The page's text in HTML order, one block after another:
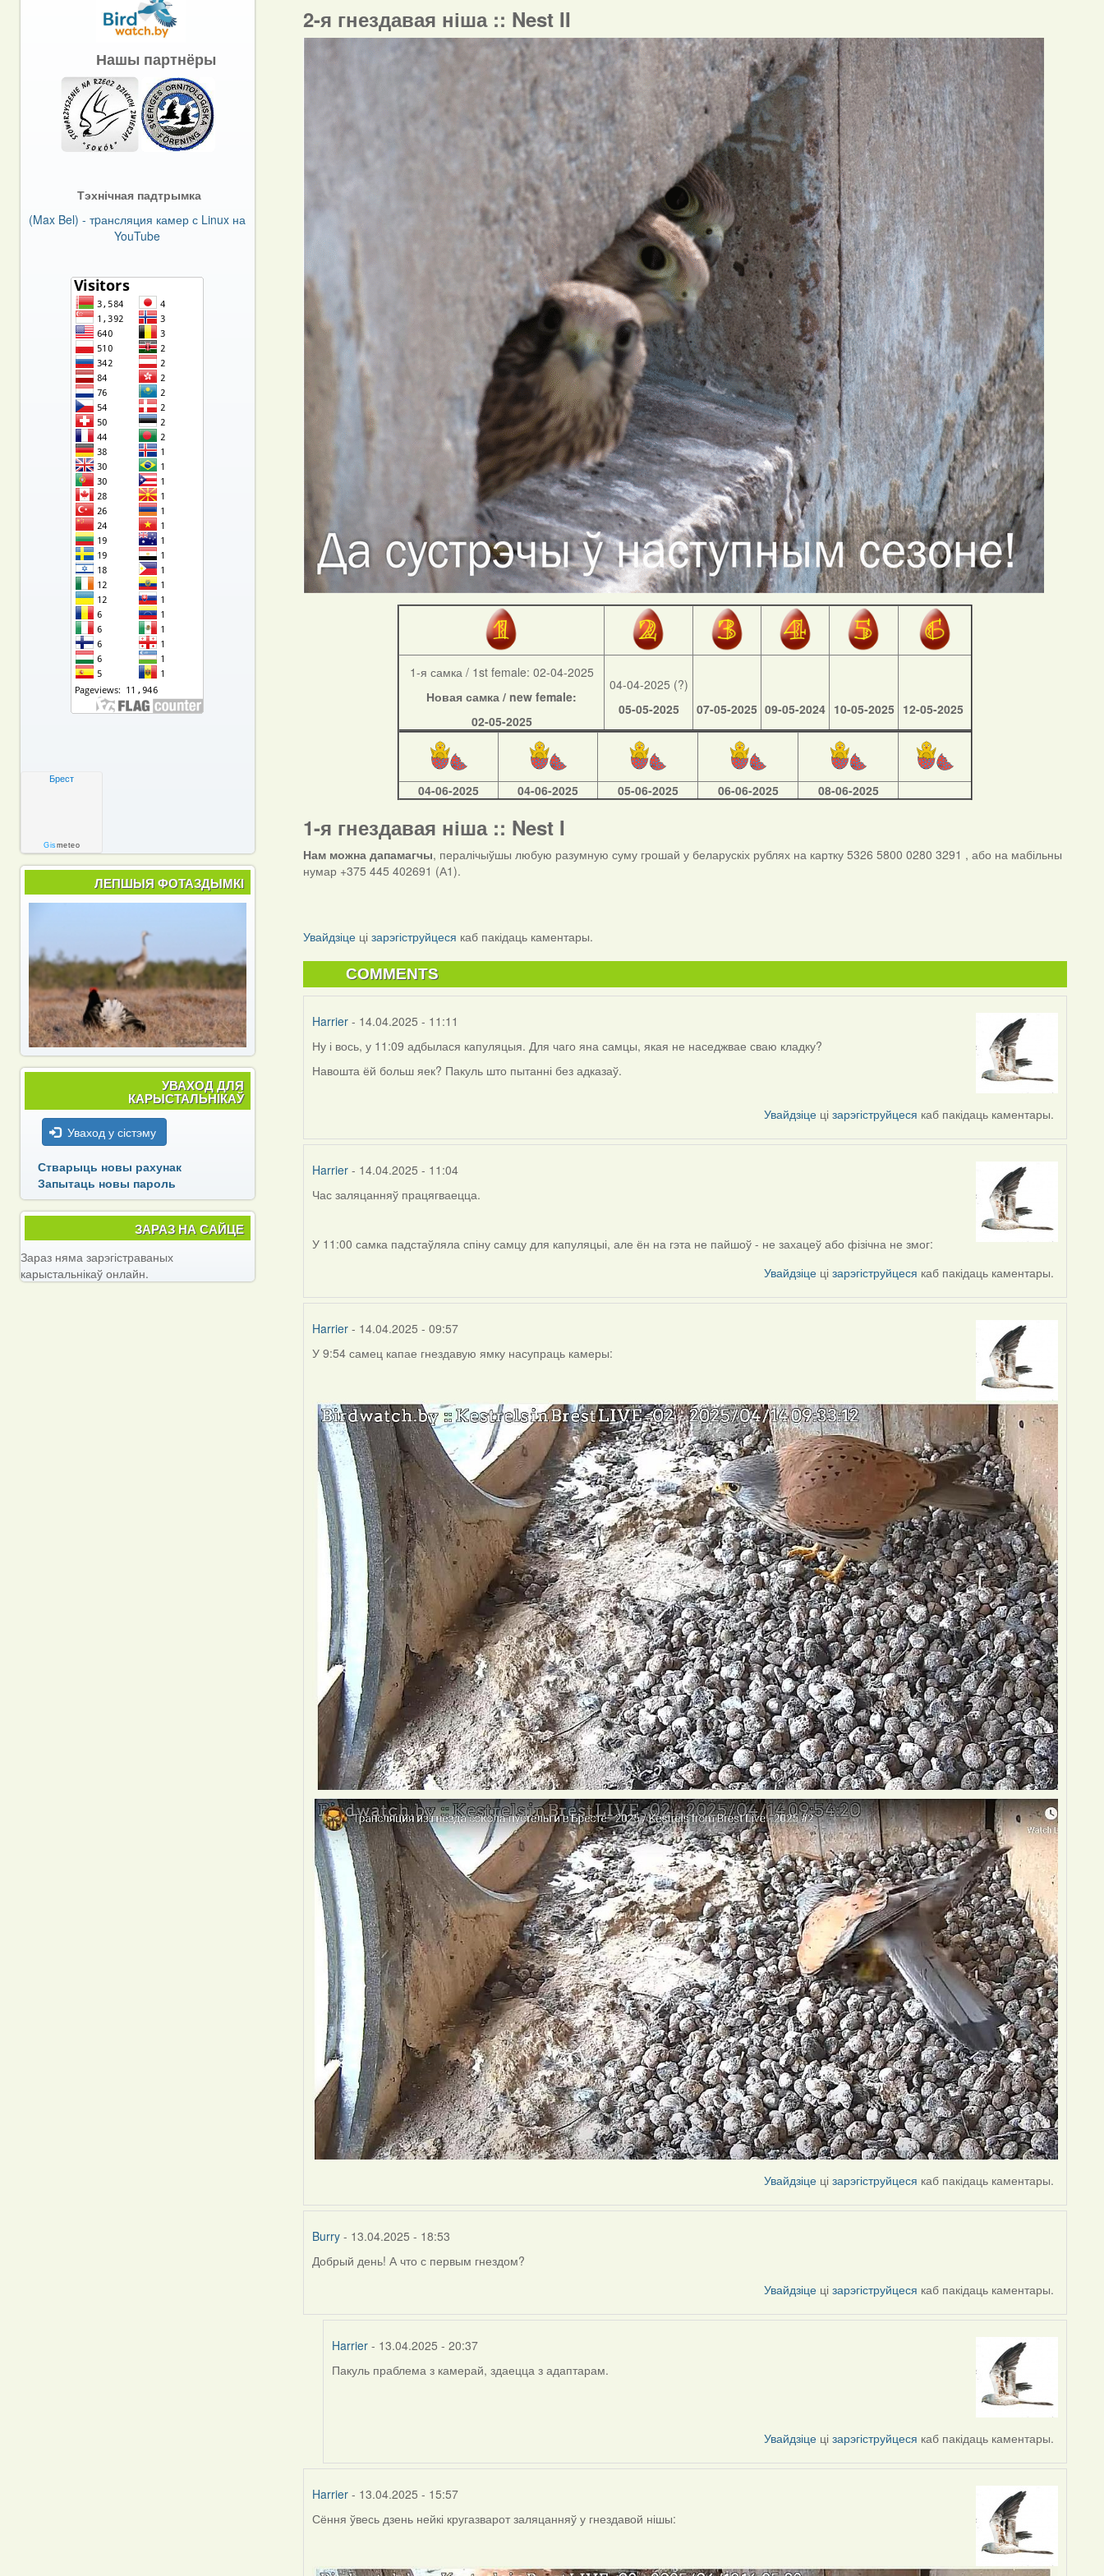
2-я гнездавая ніша :: Nest II
1-я самка / 1st female: 02-04-2025
Новая самка / new female:
02-05-2025
04-04-2025 (?)
05-05-2025
07-05-2025 09-05-2024 10-05-2025 12-05-2025
04-06-2025 04-06-2025 05-06-2025 06-06-2025 08-06-2025
1-я гнездавая ніша :: Nest I
Нам можна дапамагчы, пералічыўшы любую разумную суму грошай у беларускіх рублях на картку 5326 5800 0280 3291 , або на мабільны
нумар +375 445 402691 (А1).
Увайдзіце цізарэгіструйцеся каб пакідаць каментары.
COMMENTS
Harrier - 14.04.2025 - 11:11
Ну і вось, у 11:09 адбылася капуляцыя. Для чаго яна самцы, якая не наседжвае сваю кладку?
Навошта ёй больш яек? Пакуль што пытанні без адказаў.
Увайдзіце цізарэгіструйцеся каб пакідаць каментары.
Harrier - 14.04.2025 - 11:04
Час заляцанняў працягваецца.
У 11:00 самка падстаўляла спіну самцу для капуляцыі, але ён на гэта не пайшоў - не захацеў або фізічна не змог:
Увайдзіце цізарэгіструйцеся каб пакідаць каментары.
Harrier - 14.04.2025 - 09:57
У 9:54 самец капае гнездавую ямку насупраць камеры:
Увайдзіце цізарэгіструйцеся каб пакідаць каментары.
Burry - 13.04.2025 - 18:53
Добрый день! А что с первым гнездом?
Увайдзіце цізарэгіструйцеся каб пакідаць каментары.
Harrier- 13.04.2025 - 20:37
In
Пакуль праблема з камерай, здаецца з адаптарам.
Увайдзіце цізарэгіструйцеся каб пакідаць каментары.
Harrier - 13.04.2025 - 15:57
Сёння ўвесь дзень нейкі кругазварот заляцанняў у гнездавой нішы:
Нашы партнёры
Тэхнічная падтрымка
(Max Bel) - тpансляция камер с Linux на
YouTube
Брест
Gismeteo
ЛЕПШЫЯ ФОТАЗДЫМКІ
УВАХОД ДЛЯ
КАРЫСТАЛЬНІКАЎ
Уваход у сістэму
Стварыць новы рахунак
Запытаць новы пароль
ЗАРАЗ НА САЙЦЕ
Зараз няма зарэгістраваных
карыстальнікаў онлайн.